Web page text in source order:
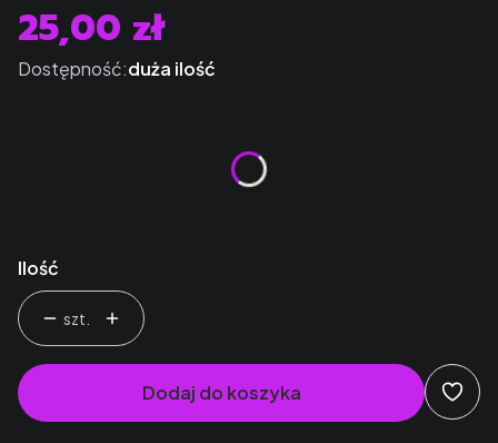
Cena
25,00 zł
Dostępność:duża ilość
Ilość
szt.
Dodaj do koszyka